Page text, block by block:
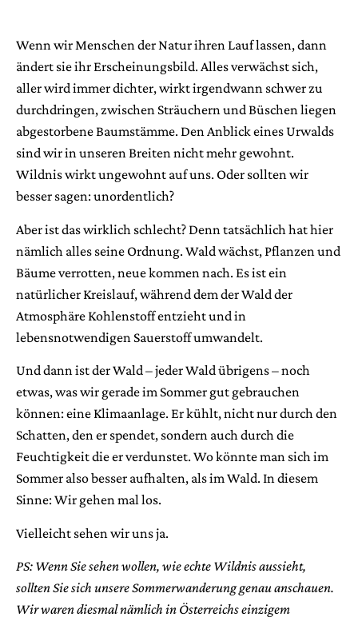
Wenn wir Menschen der Natur ihren Lauf lassen, dann
ändert sie ihr Erscheinungsbild. Alles verwächst sich,
aller wird immer dichter, wirkt irgendwann schwer zu
durchdringen, zwischen Sträuchern und Büschen liegen
abgestorbene Baumstämme. Den Anblick eines Urwalds
sind wir in unseren Breiten nicht mehr gewohnt.
Wildnis wirkt ungewohnt auf uns. Oder sollten wir
besser sagen: unordentlich?
Aber ist das wirklich schlecht? Denn tatsächlich hat hier
nämlich alles seine Ordnung. Wald wächst, Pflanzen und
Bäume verrotten, neue kommen nach. Es ist ein
natürlicher Kreislauf, während dem der Wald der
Atmosphäre Kohlenstoff entzieht und in
lebensnotwendigen Sauerstoff umwandelt.
Und dann ist der Wald – jeder Wald übrigens – noch
etwas, was wir gerade im Sommer gut gebrauchen
können: eine Klimaanlage. Er kühlt, nicht nur durch den
Schatten, den er spendet, sondern auch durch die
Feuchtigkeit die er verdunstet. Wo könnte man sich im
Sommer also besser aufhalten, als im Wald. In diesem
Sinne: Wir gehen mal los.
Vielleicht sehen wir uns ja.
PS: Wenn Sie sehen wollen, wie echte Wildnis aussieht,
sollten Sie sich unsere Sommerwanderung genau anschauen.
Wir waren diesmal nämlich in Österreichs einzigem